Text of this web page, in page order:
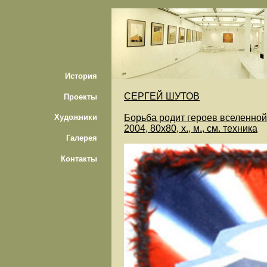
История
Проекты
Художники
Галерея
Контакты
CЕРГЕЙ ШУТОВ
Борьба родит героев
2004, 80х80, х., м., см. техника